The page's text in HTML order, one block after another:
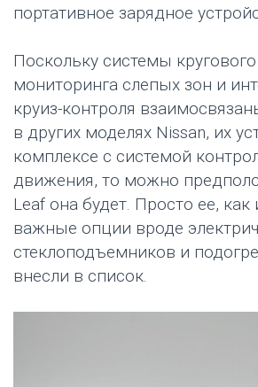
портативное зарядное
Поскольку системы
мониторинга слепых зон и
круиз-контроля
в других моделях Nissan, их
комплексе с системой
движения, то можно
Leaf она будет. Просто ее, как
важные опции вроде
стеклоподъемников и
внесли в список.